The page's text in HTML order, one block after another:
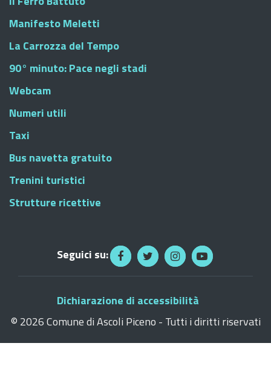
Manifesto Meletti
La Carrozza del Tempo
90° minuto: Pace negli stadi
Webcam
Numeri utili
Taxi
Bus navetta gratuito
Trenini turistici
Strutture ricettive
Seguici su:
Dichiarazione di accessibilità
© 2026 Comune di Ascoli Piceno - Tutti i diritti riservati